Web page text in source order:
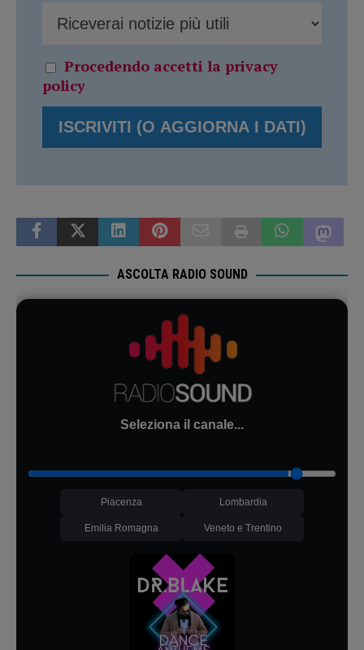
Procedendo accetti la privacy
policy
ASCOLTA RADIO SOUND
Seleziona il canale...
Piacenza Lombardia
Emilia Romagna Veneto e Trentino